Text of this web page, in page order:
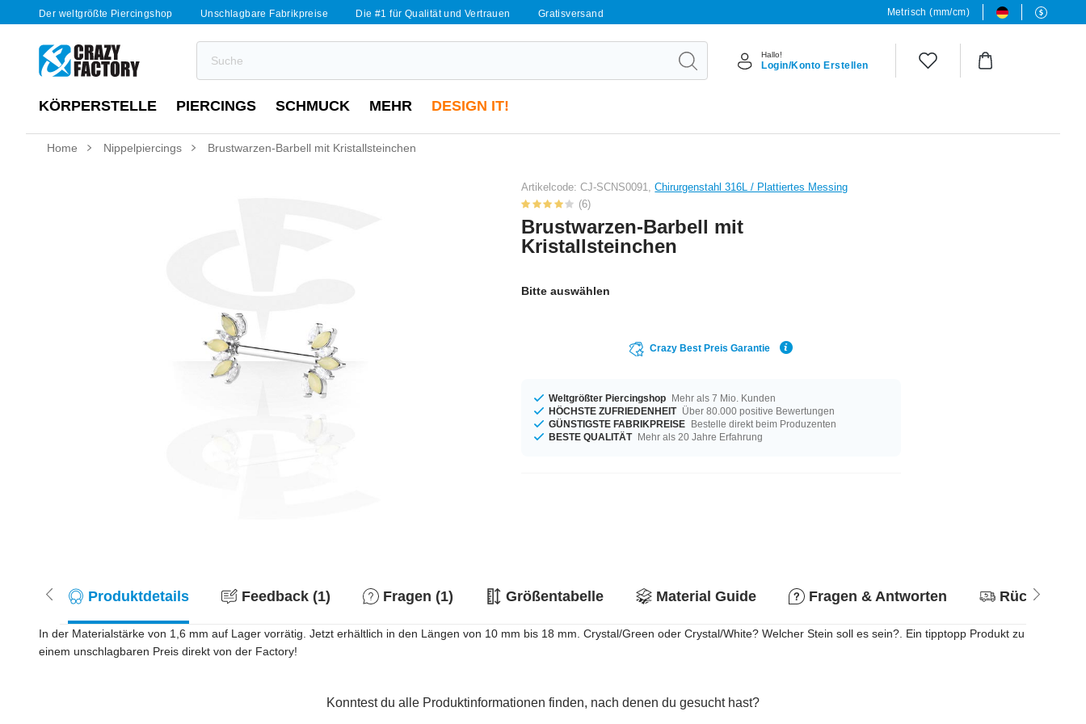
Der weltgrößte Piercingshop Unschlagbare Fabrikpreise Die #1 für Qualität und Vertrauen Gratisversand Metrisch (mm/cm)
Hallo!
Login/Konto Erstellen
KÖRPERSTELLE PIERCINGS SCHMUCK MEHR DESIGN IT!
Home Nippelpiercings Brustwarzen-Barbell mit Kristallsteinchen
Artikelcode: CJ-SCNS0091,Chirurgenstahl 316L / Plattiertes Messing
(6)
Brustwarzen-Barbell mit
Kristallsteinchen
Bitte auswählen
Crazy Best Preis Garantie
Weltgrößter Piercingshop Mehr als 7 Mio. Kunden
HÖCHSTE ZUFRIEDENHEIT Über 80.000 positive Bewertungen
GÜNSTIGSTE FABRIKPREISE Bestelle direkt beim Produzenten
BESTE QUALITÄT Mehr als 20 Jahre Erfahrung
Produktdetails Feedback (1) Fragen (1) Größentabelle Material Guide Fragen & Antworten
In der Materialstärke von 1,6 mm auf Lager vorrätig. Jetzt erhältlich in den Längen von 10 mm bis 18 mm. Crystal/Green oder Crystal/White? Welcher Stein soll es sein?. Ein tipptopp Produkt zu
einem unschlagbaren Preis direkt von der Factory!
Konntest du alle Produktinformationen finden, nach denen du gesucht hast?